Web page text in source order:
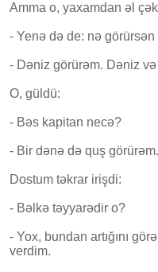
Amma o, yaxamdan əl
- Yenə də de: nə görürsən
- Dəniz görürəm. Dəniz
O, güldü:
- Bəs kapitan necə?
- Bir dənə də quş görürəm.
Dostum təkrar irişdi:
- Bəlkə təyyarədir o?
- Yox, bundan artığını
verdim.